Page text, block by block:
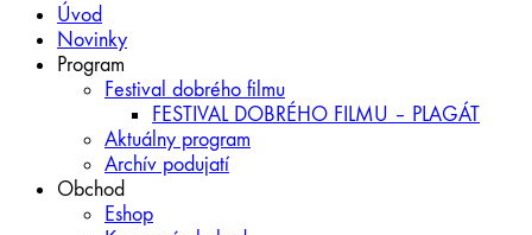
Úvod
Novinky
Program
Festival dobrého filmu
FESTIVAL DOBRÉHO FILMU – PLAGÁT
Aktuálny program
Archív podujatí
Obchod
Eshop